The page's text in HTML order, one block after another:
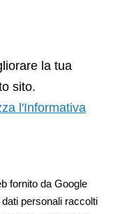
la tua
sito.
l'Informativa
fornito da Google
dati personali raccolti